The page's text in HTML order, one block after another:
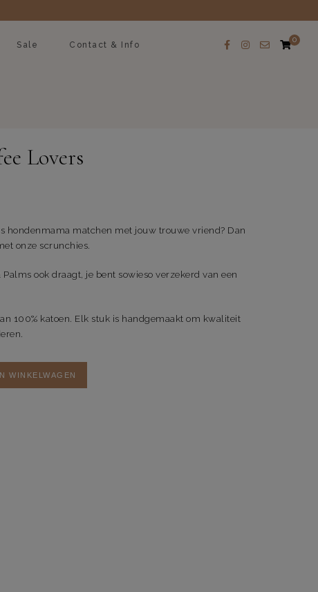
Sale Contact & Info
0
Lovers
hondenmama matchen met jouw trouwe vriend? Dan
onze scrunchies.
ook draagt, je bent sowieso verzekerd van een
100% katoen. Elk stuk is handgemaakt om kwaliteit
WINKELWAGEN